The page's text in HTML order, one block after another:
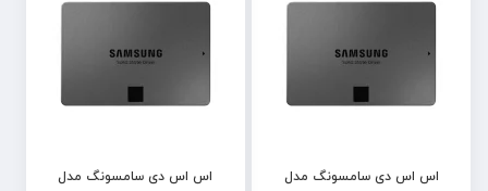
اس اس دی سامسونگ مدل
اس اس دی سامسونگ مدل